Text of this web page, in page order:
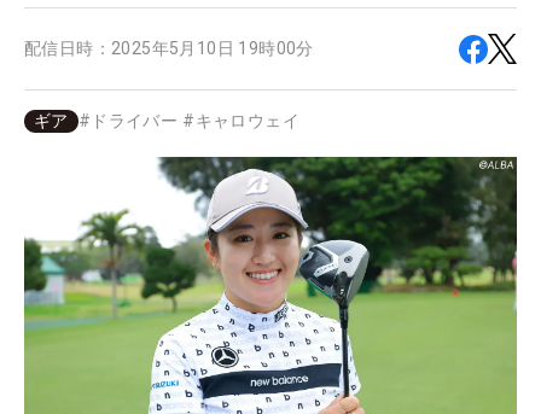
配信日時： 2025年5月10日 19時00分
ギア # ドライバー #キャロウェイ